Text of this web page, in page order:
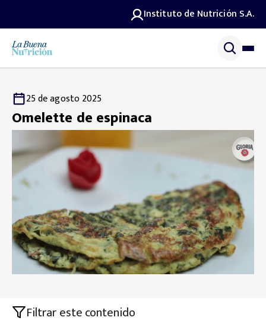
Instituto de Nutrición S.A.
25 de agosto 2025
Omelette de espinaca
Filtrar este contenido